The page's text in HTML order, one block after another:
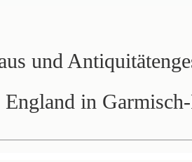
und
in